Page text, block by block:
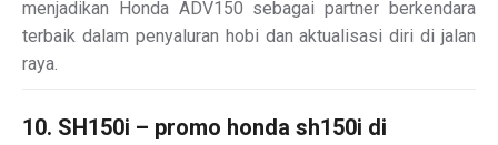
menjadikan Honda ADV150 sebagai partner berkendara
terbaik dalam penyaluran hobi dan aktualisasi diri di jalan
raya.
10. SH150i – promo honda sh150i di